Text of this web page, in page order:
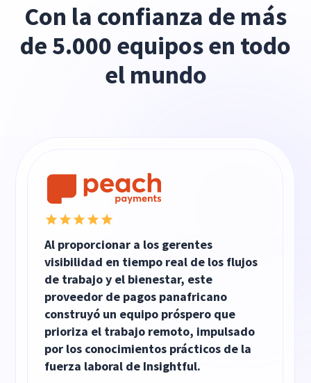
Con la confianza de más
de 5.000 equipos en todo
el mundo
Al proporcionar a los gerentes
visibilidad en tiempo real de los flujos
de trabajo y el bienestar, este
proveedor de pagos panafricano
construyó un equipo próspero que
prioriza el trabajo remoto, impulsado
por los conocimientos prácticos de la
fuerza laboral de Insightful.